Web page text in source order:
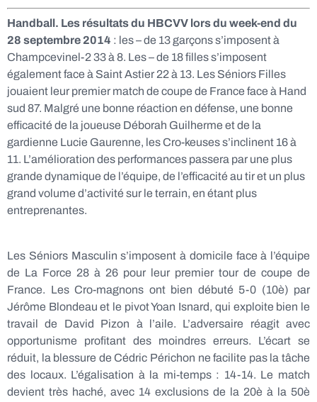
Handball. Les résultats du HBCVV lors du week-end du
28 septembre 2014 : les – de 13 garçons s’imposent à
Champcevinel-2 33 à 8. Les – de 18 filles s’imposent
également face à Saint Astier 22 à 13. Les Séniors Filles
jouaient leur premier match de coupe de France face à Hand
sud 87. Malgré une bonne réaction en défense, une bonne
efficacité de la joueuse Déborah Guilherme et de la
gardienne Lucie Gaurenne, les Cro-keuses s’inclinent 16 à
11. L’amélioration des performances passera par une plus
grande dynamique de l’équipe, de l’efficacité au tir et un plus
grand volume d’activité sur le terrain, en étant plus
entreprenantes.
Les Séniors Masculin s’imposent à domicile face à l’équipe
de La Force 28 à 26 pour leur premier tour de coupe de
France. Les Cro-magnons ont bien débuté 5-0 (10è) par
Jérôme Blondeau et le pivot Yoan Isnard, qui exploite bien le
travail de David Pizon à l’aile. L’adversaire réagit avec
opportunisme profitant des moindres erreurs. L’écart se
réduit, la blessure de Cédric Périchon ne facilite pas la tâche
des locaux. L’égalisation à la mi-temps : 14-14. Le match
devient très haché, avec 14 exclusions de la 20è à la 50è